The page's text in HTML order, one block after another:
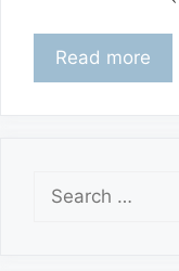
Read more
Search
for: